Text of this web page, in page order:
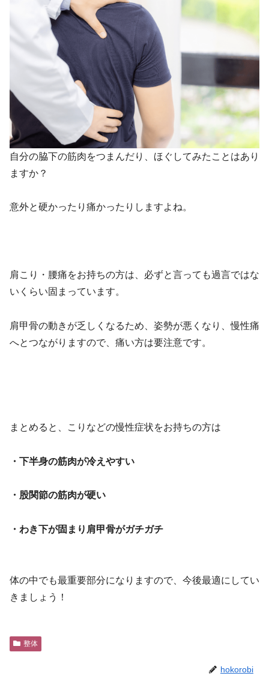
自分の脇下の筋肉をつまんだり、ほぐしてみたことはあり
ますか？
意外と硬かったり痛かったりしますよね。
肩こり・腰痛をお持ちの方は、必ずと言っても過言ではな
いくらい固まっています。
肩甲骨の動きが乏しくなるため、姿勢が悪くなり、慢性痛
へとつながりますので、痛い方は要注意です。
まとめると、こりなどの慢性症状をお持ちの方は
・下半身の筋肉が冷えやすい
・股関節の筋肉が硬い
・わき下が固まり肩甲骨がガチガチ
体の中でも最重要部分になりますので、今後最適にしてい
きましょう！
整体
hokorobi